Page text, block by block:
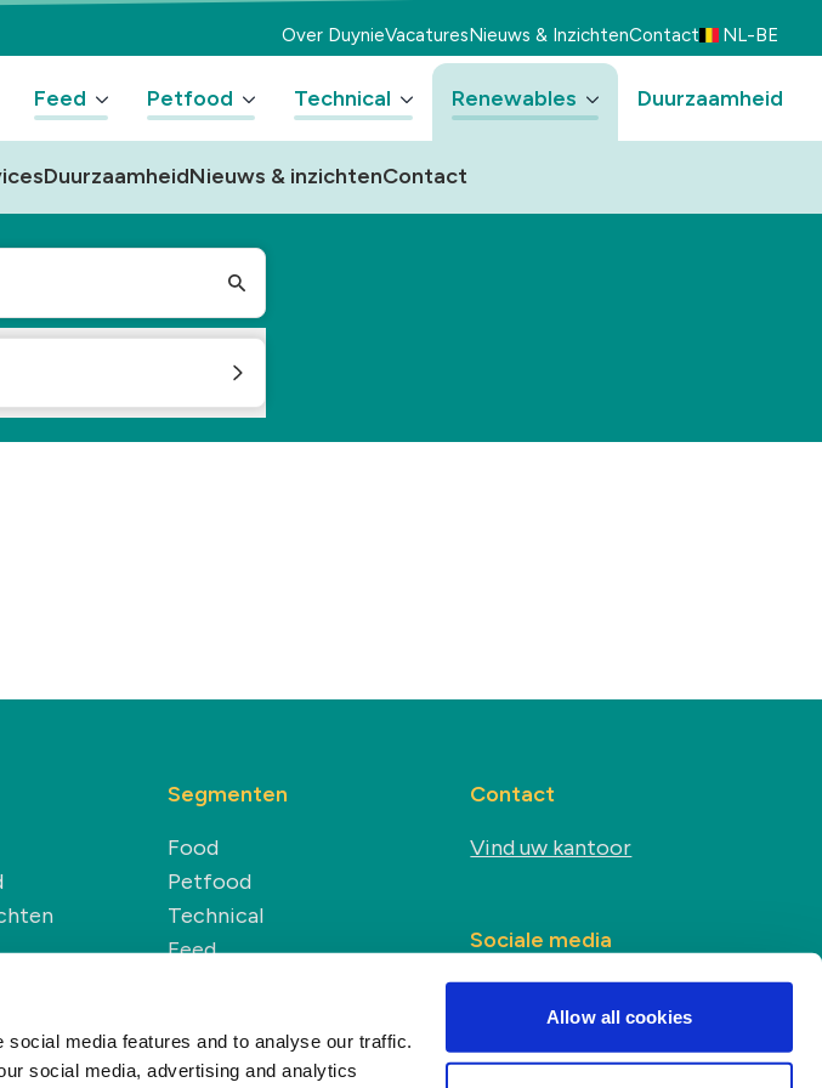
media features and to analyse our traffic.
social media, advertising and analytics
Allow all cookies
Over DuynieVacaturesNieuws & InzichtenContact NL-BE
Feed Petfood Technical Renewables Duurzaamheid
DuurzaamheidNieuws & inzichtenContact
Segmenten
Food
Petfood
Technical
Feed
Contact
Vind uw kantoor
Sociale media